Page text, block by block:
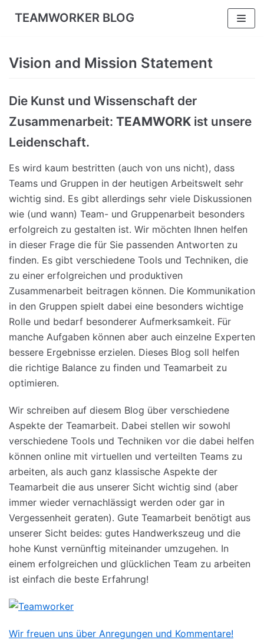
TEAMWORKER BLOG
Vision and Mission Statement
Die Kunst und Wissenschaft der
Zusammenarbeit: TEAMWORK ist unsere
Leidenschaft.
Es wird kaum bestritten (auch von uns nicht), dass
Teams und Gruppen in der heutigen Arbeitswelt sehr
wichtig sind. Es gibt allerdings sehr viele Diskussionen
wie (und wann) Team- und Gruppenarbeit besonders
erfolgreich zu gestalten ist. Wir möchten Ihnen helfen
in dieser Frage die für Sie passenden Antworten zu
finden. Es gibt verschiedene Tools und Techniken, die
zu einer erfolgreichen und produktiven
Zusammenarbeit beitragen können. Die Kommunikation
in den Gruppen spielt dabei eine besonders wichtige
Rolle und bedarf besonderer Aufmerksamkeit. Für
manche Aufgaben können aber auch einzelne Experten
bessere Ergebnisse erzielen. Dieses Blog soll helfen
die richtige Balance zu finden und Teamarbeit zu
optimieren.
Wir schreiben auf diesem Blog über verschiedene
Aspekte der Teamarbeit. Dabei stellen wir sowohl
verschiedene Tools und Techniken vor die dabei helfen
können online mit virtuellen und verteilten Teams zu
arbeiten, als auch ganz klassische Aspekte der
Teamarbeit die aus unserer Sicht wichtig sind (aber
immer wieder vernachlässigt werden oder gar in
Vergessenheit geraten). Gute Teamarbeit benötigt aus
unserer Sicht beides: gutes Handwerkszeug und die
hohe Kunst vernünftig miteinander umzugehen. In
einem erfolgreichen und glücklichen Team zu arbeiten
ist einfach die beste Erfahrung!
Wir freuen uns über Anregungen und Kommentare!